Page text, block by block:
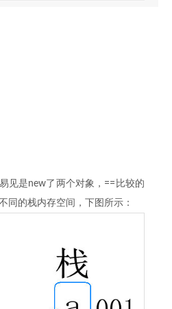
见是new了两个对象，==比较的
同的栈内存空间，下图所示：